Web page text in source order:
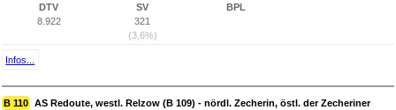
DTV
8.922
SV
321
(3,6%)
BPL
Infos...
B 110 AS Redoute, westl. Relzow (B 109) - nördl. Zecherin, östl. der Zecheriner